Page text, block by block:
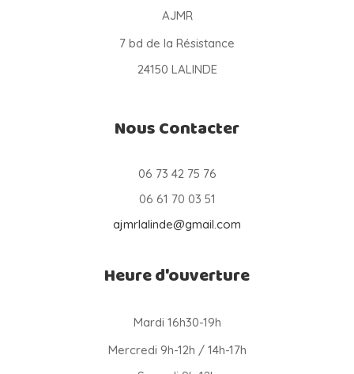
AJMR
7 bd de la Résistance
24150 LALINDE
Nous Contacter
06 73 42 75 76
06 61 70 03 51
ajmrlalinde@gmail.com
Heure d'ouverture
Mardi 16h30-19h
Mercredi 9h-12h / 14h-17h